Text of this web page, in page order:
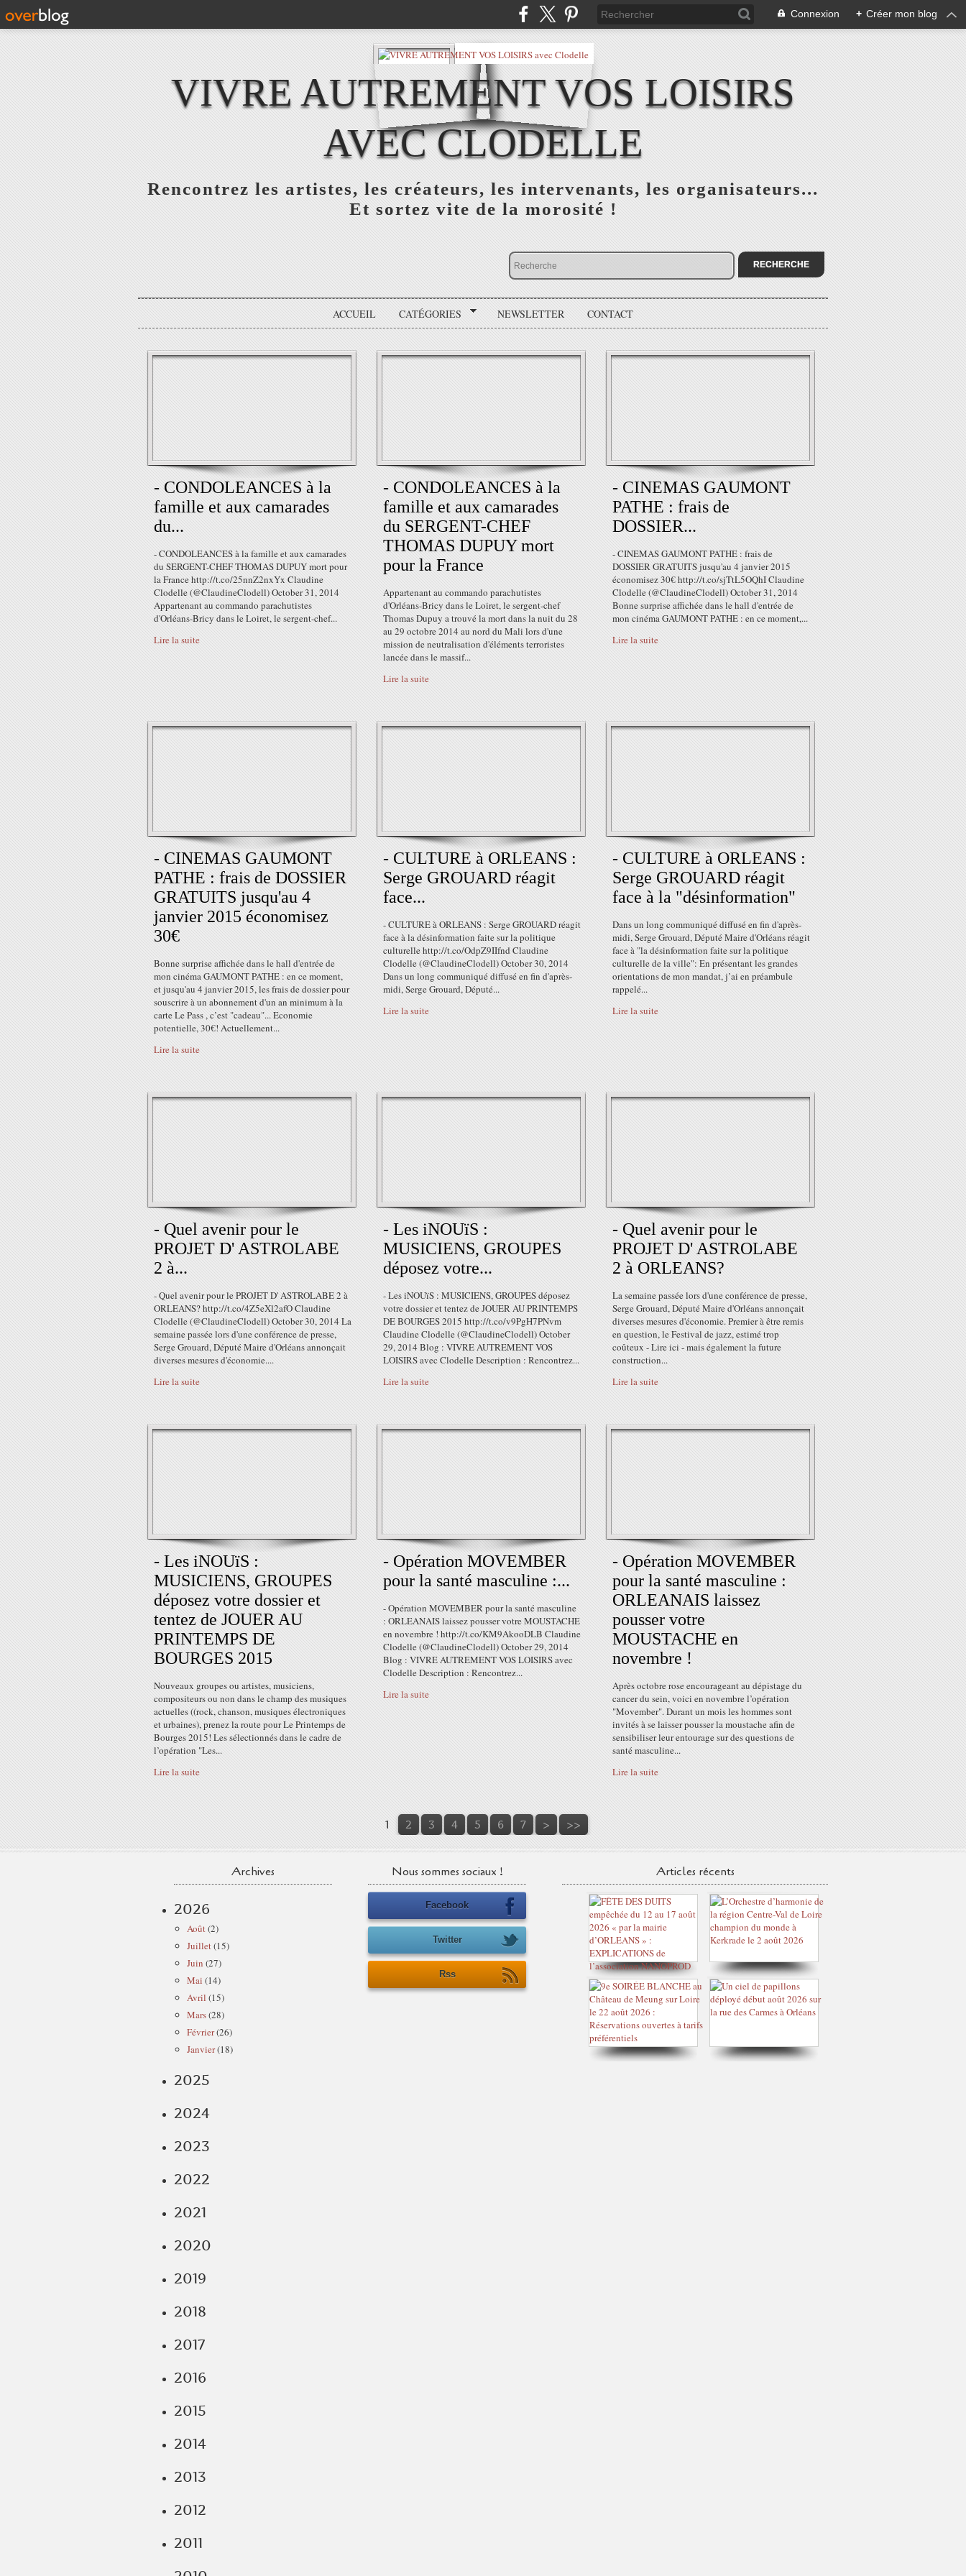
Connexion + Créer mon blog
VIVRE AUTREMENT VOS LOISIRS
AVEC CLODELLE
Rencontrez les artistes, les créateurs, les intervenants, les organisateurs...
Et sortez vite de la morosité !
ACCUEIL CATÉGORIES NEWSLETTER CONTACT
- CONDOLEANCES à la
famille et aux camarades
du...
- CONDOLEANCES à la famille et aux camarades
du SERGENT-CHEF THOMAS DUPUY mort pour
la France http://t.co/25nnZ2nxYx Claudine
Clodelle (@ClaudineClodell) October 31, 2014
Appartenant au commando parachutistes
d'Orléans-Bricy dans le Loiret, le sergent-chef...
Lire la suite
- CONDOLEANCES à la
famille et aux camarades
du SERGENT-CHEF
THOMAS DUPUY mort
pour la France
Appartenant au commando parachutistes
d'Orléans-Bricy dans le Loiret, le sergent-chef
Thomas Dupuy a trouvé la mort dans la nuit du 28
au 29 octobre 2014 au nord du Mali lors d'une
mission de neutralisation d'éléments terroristes
lancée dans le massif...
Lire la suite
- CINEMAS GAUMONT
PATHE : frais de
DOSSIER...
- CINEMAS GAUMONT PATHE : frais de
DOSSIER GRATUITS jusqu'au 4 janvier 2015
économisez 30€ http://t.co/sjTtL5OQhI Claudine
Clodelle (@ClaudineClodell) October 31, 2014
Bonne surprise affichée dans le hall d'entrée de
mon cinéma GAUMONT PATHE : en ce moment,...
Lire la suite
- CINEMAS GAUMONT
PATHE : frais de DOSSIER
GRATUITS jusqu'au 4
janvier 2015 économisez
30€
Bonne surprise affichée dans le hall d'entrée de
mon cinéma GAUMONT PATHE : en ce moment,
et jusqu'au 4 janvier 2015, les frais de dossier pour
souscrire à un abonnement d'un an minimum à la
carte Le Pass , c’est "cadeau"... Economie
potentielle, 30€! Actuellement...
Lire la suite
- CULTURE à ORLEANS :
Serge GROUARD réagit
face...
- CULTURE à ORLEANS : Serge GROUARD réagit
face à la désinformation faite sur la politique
culturelle http://t.co/OdpZ9IIfnd Claudine
Clodelle (@ClaudineClodell) October 30, 2014
Dans un long communiqué diffusé en fin d'après-
midi, Serge Grouard, Député...
Lire la suite
- CULTURE à ORLEANS :
Serge GROUARD réagit
face à la "désinformation"
Dans un long communiqué diffusé en fin d'après-
midi, Serge Grouard, Député Maire d'Orléans réagit
face à "la désinformation faite sur la politique
culturelle de la ville": En présentant les grandes
orientations de mon mandat, j’ai en préambule
rappelé...
Lire la suite
- Quel avenir pour le
PROJET D' ASTROLABE
2 à...
- Quel avenir pour le PROJET D' ASTROLABE 2 à
ORLEANS? http://t.co/4Z5eXl2afO Claudine
Clodelle (@ClaudineClodell) October 30, 2014 La
semaine passée lors d'une conférence de presse,
Serge Grouard, Député Maire d'Orléans annonçait
diverses mesures d'économie....
Lire la suite
- Les iNOUïS :
MUSICIENS, GROUPES
déposez votre...
- Les iNOUïS : MUSICIENS, GROUPES déposez
votre dossier et tentez de JOUER AU PRINTEMPS
DE BOURGES 2015 http://t.co/v9PgH7PNvm
Claudine Clodelle (@ClaudineClodell) October
29, 2014 Blog : VIVRE AUTREMENT VOS
LOISIRS avec Clodelle Description : Rencontrez...
Lire la suite
- Quel avenir pour le
PROJET D' ASTROLABE
2 à ORLEANS?
La semaine passée lors d'une conférence de presse,
Serge Grouard, Député Maire d'Orléans annonçait
diverses mesures d'économie. Premier à être remis
en question, le Festival de jazz, estimé trop
coûteux - Lire ici - mais également la future
construction...
Lire la suite
- Les iNOUïS :
MUSICIENS, GROUPES
déposez votre dossier et
tentez de JOUER AU
PRINTEMPS DE
BOURGES 2015
Nouveaux groupes ou artistes, musiciens,
compositeurs ou non dans le champ des musiques
actuelles ((rock, chanson, musiques électroniques
et urbaines), prenez la route pour Le Printemps de
Bourges 2015! Les sélectionnés dans le cadre de
l’opération "Les...
Lire la suite
- Opération MOVEMBER
pour la santé masculine :...
- Opération MOVEMBER pour la santé masculine
: ORLEANAIS laissez pousser votre MOUSTACHE
en novembre ! http://t.co/KM9AkooDLB Claudine
Clodelle (@ClaudineClodell) October 29, 2014
Blog : VIVRE AUTREMENT VOS LOISIRS avec
Clodelle Description : Rencontrez...
Lire la suite
- Opération MOVEMBER
pour la santé masculine :
ORLEANAIS laissez
pousser votre
MOUSTACHE en
novembre !
Après octobre rose encourageant au dépistage du
cancer du sein, voici en novembre l’opération
"Movember". Durant un mois les hommes sont
invités à se laisser pousser la moustache afin de
sensibiliser leur entourage sur des questions de
santé masculine...
Lire la suite
1 2 3 4 5 6 7 > >>
Archives
2026
Août(2)
Juillet(15)
Juin (27)
Mai (14)
Avril (15)
Mars(28)
Février(26)
Janvier(18)
2025
2024
2023
2022
2021
2020
2019
2018
2017
2016
2015
2014
2013
2012
2011
Nous sommes sociaux !
Facebook
Twitter
Rss
Articles récents